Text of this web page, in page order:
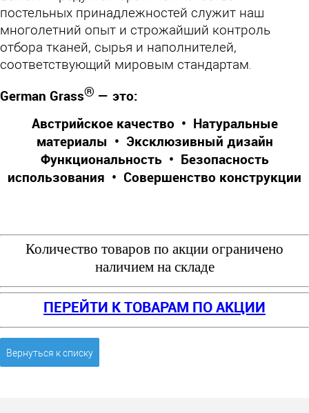
постельных принадлежностей служит наш
многолетний опыт и строжайший контроль
отбора тканей, сырья и наполнителей,
соответствующий мировым стандартам
German Grass® — это:
Австрийское качество • Натуральные
материалы • Эксклюзивный дизайн
Функциональность • Безопасность
использования • Совершенство конструкции
Количество товаров по акции ограничено
наличием на складе
ПЕРЕЙТИ К ТОВАРАМ ПО АКЦИИ
Вернуться к списку